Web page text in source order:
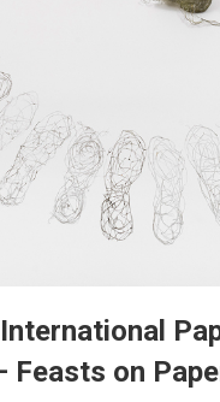
Feasts on